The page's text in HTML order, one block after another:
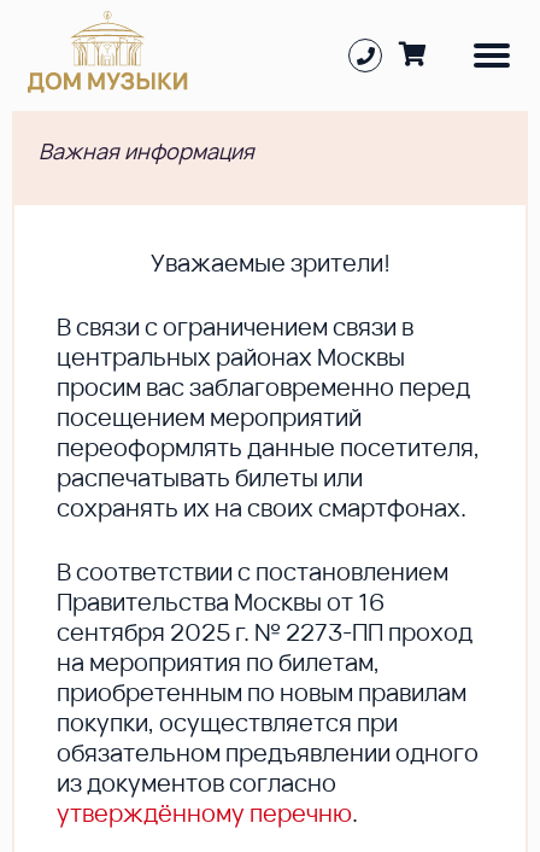
Важная информация
Уважаемые зрители!
В cвязи с ограничением связи в
центральных районах Москвы
просим вас заблаговременно перед
посещением мероприятий
переоформлять данные посетителя,
распечатывать билеты или
сохранять их на своих смартфонах.
В соответствии с постановлением
Правительства Москвы от 16
сентября 2025 г. № 2273-ПП проход
на мероприятия по билетам,
приобретенным по новым правилам
покупки, осуществляется при
обязательном предъявлении одного
из документов согласно
утверждённому перечню.